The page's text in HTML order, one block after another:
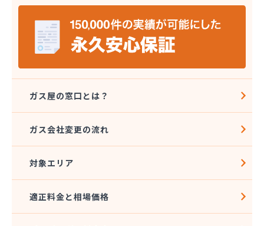
伊藤プロパン
伊藤忠エネクスホームライフ中部株式会社 碧南営
業所
伊藤忠エネクスホームライフ中部株式会社 名古屋
稲垣商事
稲垣商店
栄燃料合資会社
奥田米穀店
加藤燃料店
加藤豊昭
河村燃料店
ガス屋の窓口とは？
ガス会社変更の流れ
対象エリア
適正料金と相場価格